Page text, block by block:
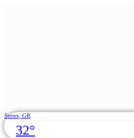
Skip
to
content
Serres, GR
32°